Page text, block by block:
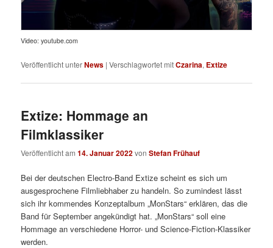
Video: youtube.com
Veröffentlicht unterNews |Verschlagwortet mitCzarina, Extize
Extize: Hommage an
Filmklassiker
Veröffentlicht am14. Januar 2022vonStefan Frühauf
Bei der deutschen Electro-Band Extize scheint es sich um
ausgesprochene Filmliebhaber zu handeln. So zumindest lässt
sich ihr kommendes Konzeptalbum „MonStars“ erklären, das die
Band für September angekündigt hat. „MonStars“ soll eine
Hommage an verschiedene Horror- und Science-Fiction-Klassiker
werden.